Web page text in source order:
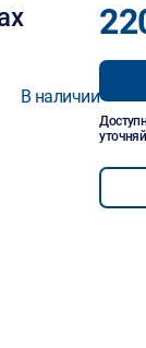
В наличии